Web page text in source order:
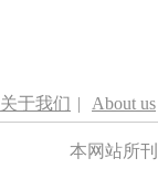
关于我们 | About us
本网站所